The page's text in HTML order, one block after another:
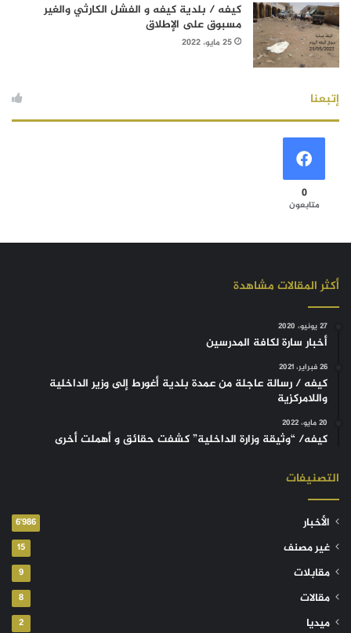
كيفه / بلدية كيفه و الفشل الكارثي والغير
مسبوق على الإطلاق
25 مايو، 2022
إتبعنا
0
متابعون
أكثر المقالات مشاهدة
27 يونيو، 2020
أخبار سارة لكافة المدرسين
26 فبراير، 2021
كيفه / رسالة عاجلة من عمدة بلدية أغورط إلى وزير الداخلية
واللامركزية
20 مايو، 2022
كيفه/ “وثيقة وزارة الداخلية” كشفت حقائق و أهملت أخرى
التصنيفات
الأخبار 6٬986
غير مصنف 15
مقابلات 9
مقالات 8
ميديا 2